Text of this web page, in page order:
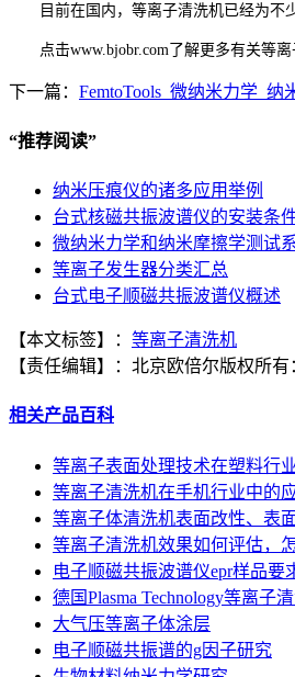
目前在国内，等离子清洗机已经为不
点击www.bjobr.com了解更多有关等离
下一篇： FemtoTools_微纳米力学_
“推荐阅读”
纳米压痕仪的诸多应用举例
台式核磁共振波谱仪的安装条
微纳米力学和纳米摩擦学测试
等离子发生器分类汇总
台式电子顺磁共振波谱仪概述
【本文标签】： 等离子清洗机
【责任编辑】： 北京欧倍尔版权所有
相关产品百科
等离子表面处理技术在塑料行
等离子清洗机在手机行业中的
等离子体清洗机表面改性、表
等离子清洗机效果如何评估，
电子顺磁共振波谱仪epr样品
德国Plasma Technology等离
大气压等离子体涂层
电子顺磁共振谱的g因子研究